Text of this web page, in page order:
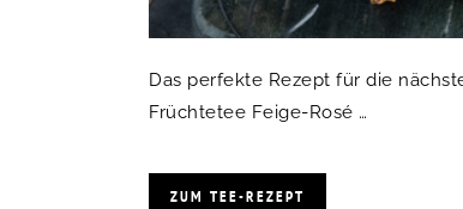
Das perfekte Rezept für die
Früchtetee Feige-Rosé …
ZUM TEE-REZEPT